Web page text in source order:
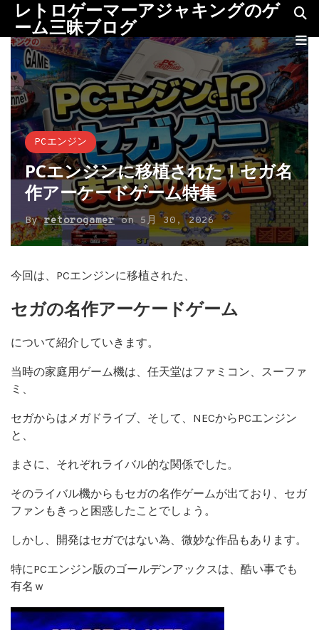
レトロゲーマーアジャキングのゲ
ーム三昧ブログ
PCエンジン
PCエンジンに移植された！セガ名
作アーケードゲーム特集
Byretorogameron 5月 30, 2026
今回は、PCエンジンに移植された、
セガの名作アーケードゲーム
について紹介していきます。
当時の家庭用ゲーム機は、任天堂はファミコン、スーファ
ミ、
セガからはメガドライブ、そして、NECからPCエンジン
と、
まさに、それぞれライバル的な関係でした。
そのライバル機からもセガの名作ゲームが出ており、セガ
ファンもきっと困惑したことでしょう。
しかし、開発はセガではない為、微妙な作品もあります。
特にPCエンジン版のゴールデンアックスは、酷い事でも
有名ｗ